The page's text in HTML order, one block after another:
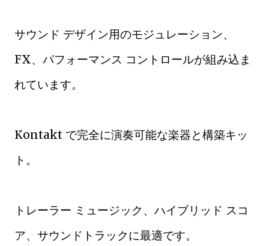
サウンド デザイン用のモジュレーション、
FX、パフォーマンス コントロールが組み込ま
れています。
Kontakt で完全に演奏可能な楽器と構築キッ
ト。
トレーラー ミュージック、ハイブリッド スコ
ア、サウンドトラックに最適です。